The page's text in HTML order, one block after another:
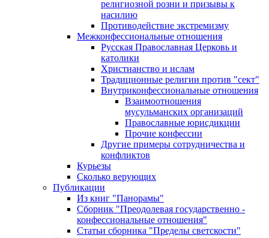
религиозной розни и призывы к
насилию
Противодействие экстремизму
Межконфессиональные отношения
Русская Православная Церковь и
католики
Христианство и ислам
Традиционные религии против "сект"
Внутриконфессиональные отношения
Взаимоотношения
мусульманских организаций
Православные юрисдикции
Прочие конфессии
Другие примеры сотрудничества и
конфликтов
Курьезы
Сколько верующих
Публикации
Из книг "Панорамы"
Сборник "Преодолевая государственно -
конфессиональные отношения"
Статьи сборника "Пределы светскости"